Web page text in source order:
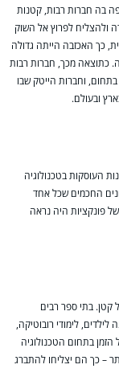
בה חברות רבות, קטנות
ולהצליח לפרוץ אל השוק
כך האכזבה הייתה גדולה
כתוצאה מכך, חברות רבות
2004 החלה התאוששות בתחום, וחברות הייטק שבו
ובעולם.
העוסקות בטכנולוגיה
החכמים שכל אחד
פונקציות היה נראה
קטן. בתי ספר רבים
לילדים, לימודי רובוטיקה,
הזמן בתחום הטכנולוגיה
– כך הם יצליחו להתברג